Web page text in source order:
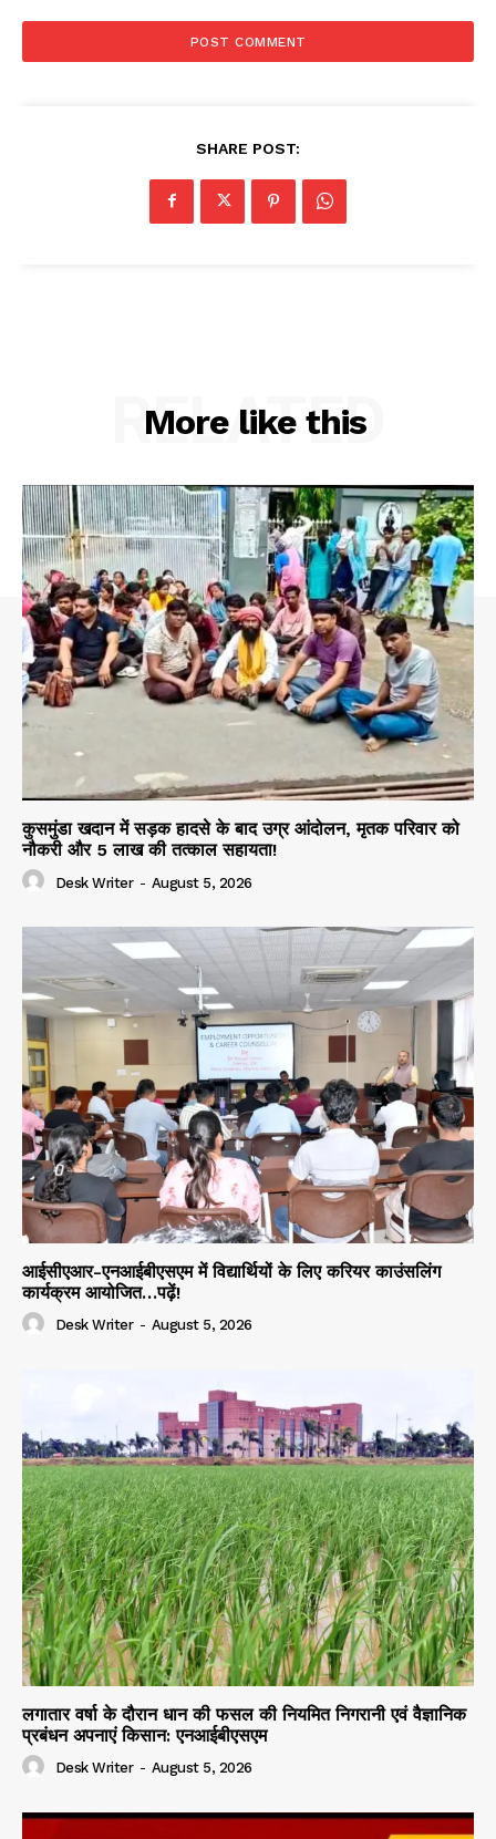
SHARE POST:
More like this
RELATED
कुसमुंडा खदान में सड़क हादसे के बाद उग्र आंदोलन, मृतक परिवार को
नौकरी और 5 लाख की तत्काल सहायता!
Desk Writer - August 5, 2026
आईसीएआर-एनआईबीएसएम में विद्यार्थियों के लिए करियर काउंसलिंग
कार्यक्रम आयोजित…पढ़ें!
Desk Writer - August 5, 2026
लगातार वर्षा के दौरान धान की फसल की नियमित निगरानी एवं वैज्ञानिक
प्रबंधन अपनाएं किसान: एनआईबीएसएम
Desk Writer - August 5, 2026